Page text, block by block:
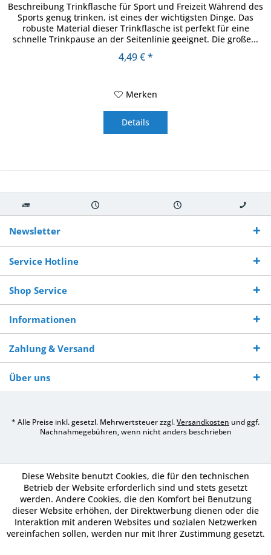
Beschreibung Trinkflasche für Sport und Freizeit Während des
Sports genug trinken, ist eines der wichtigsten Dinge. Das
robuste Material dieser Trinkflasche ist perfekt für eine
schnelle Trinkpause an der Seitenlinie geeignet. Die große...
4,49 € *
Merken
Details
Versand ab €
250,-
Sie uns 0160
970 511 90
Newsletter
Service Hotline
Shop Service
Informationen
Zahlung & Versand
Über uns
* Alle Preise inkl. gesetzl. Mehrwertsteuer zzgl.Versandkosten und ggf.
Nachnahmegebühren, wenn nicht anders beschrieben
Diese Website benutzt Cookies, die für den technischen
Betrieb der Website erforderlich sind und stets gesetzt
werden. Andere Cookies, die den Komfort bei Benutzung
dieser Website erhöhen, der Direktwerbung dienen oder die
Interaktion mit anderen Websites und sozialen Netzwerken
vereinfachen sollen, werden nur mit Ihrer Zustimmung gesetzt.